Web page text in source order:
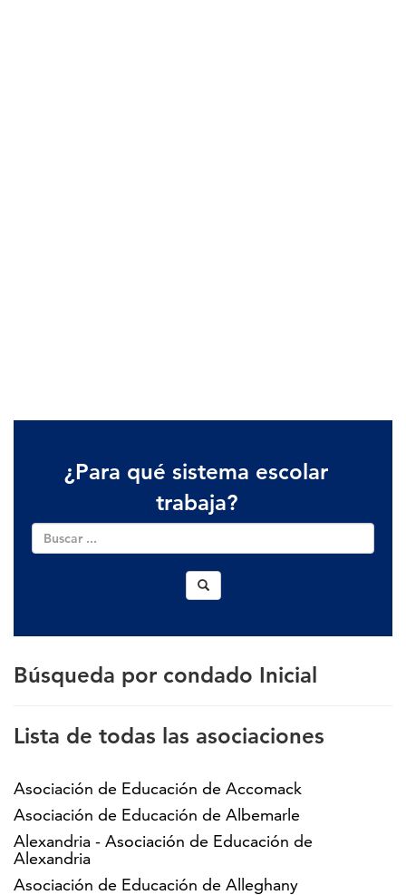
¿Para qué sistema escolar
trabaja?
Búsqueda por condado Inicial
Lista de todas las asociaciones
Asociación de Educación de Accomack
Asociación de Educación de Albemarle
Alexandria - Asociación de Educación de
Alexandria
Asociación de Educación de Alleghany